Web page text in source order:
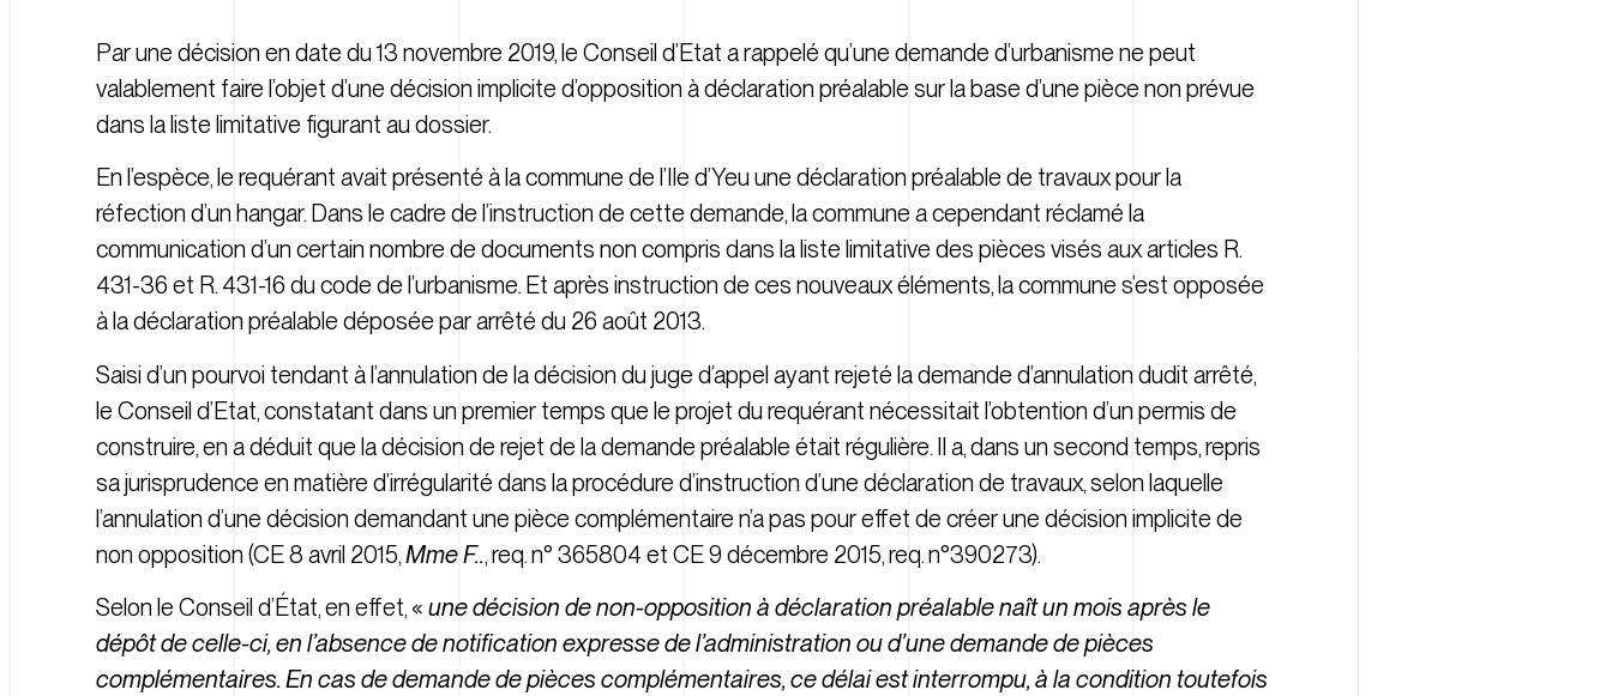
Par une décision en date du 13 novembre 2019, le Conseil d’Etat a rappelé qu’une demande d’urbanisme ne peut
valablement faire l’objet d’une décision implicite d’opposition à déclaration préalable sur la base d’une pièce non prévue
dans la liste limitative figurant au dossier.
En l’espèce, le requérant avait présenté à la commune de l’Ile d’Yeu une déclaration préalable de travaux pour la
réfection d’un hangar. Dans le cadre de l’instruction de cette demande, la commune a cependant réclamé la
communication d’un certain nombre de documents non compris dans la liste limitative des pièces visés aux articles R.
431-36 et R. 431-16 du code de l’urbanisme. Et après instruction de ces nouveaux éléments, la commune s’est opposée
à la déclaration préalable déposée par arrêté du 26 août 2013.
Saisi d’un pourvoi tendant à l’annulation de la décision du juge d’appel ayant rejeté la demande d’annulation dudit arrêté,
le Conseil d’Etat, constatant dans un premier temps que le projet du requérant nécessitait l’obtention d’un permis de
construire, en a déduit que la décision de rejet de la demande préalable était régulière. Il a, dans un second temps, repris
sa jurisprudence en matière d’irrégularité dans la procédure d’instruction d’une déclaration de travaux, selon laquelle
l’annulation d’une décision demandant une pièce complémentaire n’a pas pour effet de créer une décision implicite de
non opposition (CE 8 avril 2015,Mme F.., req. n° 365804 et CE 9 décembre 2015, req. n°390273).
Selon le Conseil d’État, en effet, « une décision de non-opposition à déclaration préalable naît un mois après le
dépôt de celle-ci, en l’absence de notification expresse de l’administration ou d’une demande de pièces
complémentaires. En cas de demande de pièces complémentaires, ce délai est interrompu, à la condition toutefois